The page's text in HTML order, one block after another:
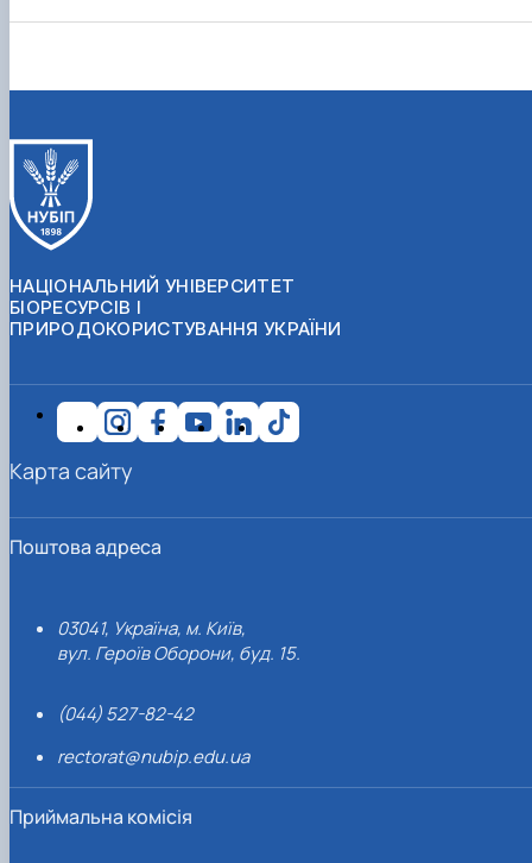
НАЦІОНАЛЬНИЙ УНІВЕРСИТЕТ
БІОРЕСУРСІВ І
ПРИРОДОКОРИСТУВАННЯ УКРАЇНИ
Поштова адреса
03041, Україна, м. Київ,
вул. Героїв Оборони, буд. 15.
(044) 527-82-42
rectorat@nubip.edu.ua
Приймальна комісія
Карта сайту